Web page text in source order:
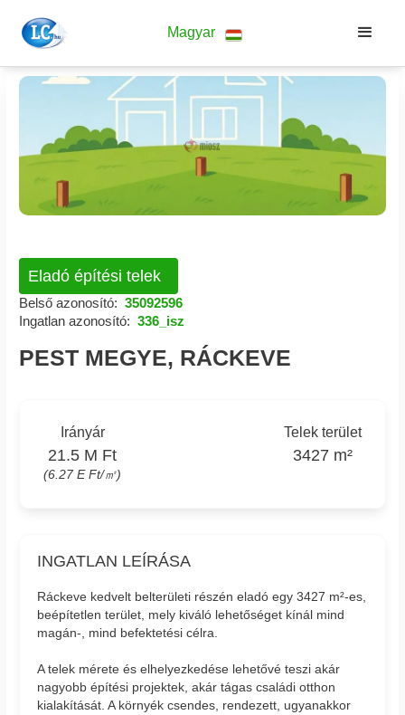
Magyar
Eladó építési telek
Belső azonosító: 35092596
Ingatlan azonosító: 336_isz
PEST MEGYE, RÁCKEVE
Irányár
21.5 M Ft
(6.27 E Ft/㎡)
Telek terület
3427 m²
INGATLAN LEÍRÁSA
Ráckeve kedvelt belterületi részén eladó egy 3427 m²-es,
beépítetlen terület, mely kiváló lehetőséget kínál mind
magán-, mind befektetési célra.
A telek mérete és elhelyezkedése lehetővé teszi akár
nagyobb építési projektek, akár tágas családi otthon
kialakítását. A környék csendes, rendezett, ugyanakkor